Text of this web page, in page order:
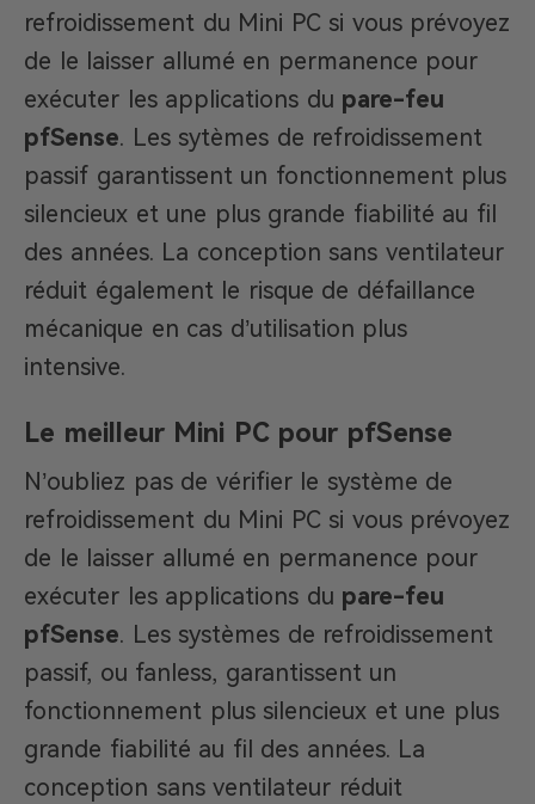
refroidissement du Mini PC si vous prévoyez
de le laisser allumé en permanence pour
exécuter les applications du pare-feu
pfSense. Les sytèmes de refroidissement
passif garantissent un fonctionnement plus
silencieux et une plus grande fiabilité au fil
des années. La conception sans ventilateur
réduit également le risque de défaillance
mécanique en cas d’utilisation plus
intensive.
Le meilleur Mini PC pour pfSense
N’oubliez pas de vérifier le système de
refroidissement du Mini PC si vous prévoyez
de le laisser allumé en permanence pour
exécuter les applications du pare-feu
pfSense. Les systèmes de refroidissement
passif, ou fanless, garantissent un
fonctionnement plus silencieux et une plus
grande fiabilité au fil des années. La
conception sans ventilateur réduit